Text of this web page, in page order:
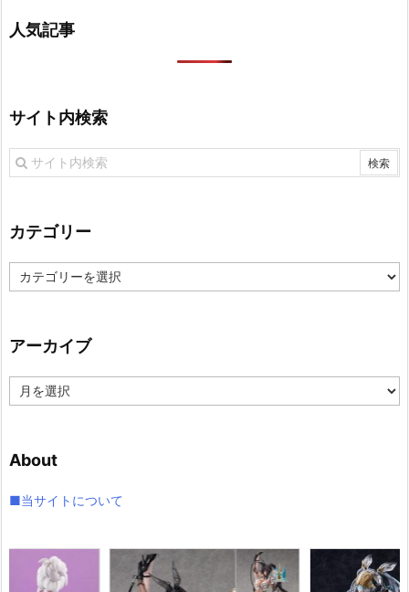
人気記事
サイト内検索
カテゴリー
テ
ー
アーカイブ
ー
ブ
About
■当サイトについて